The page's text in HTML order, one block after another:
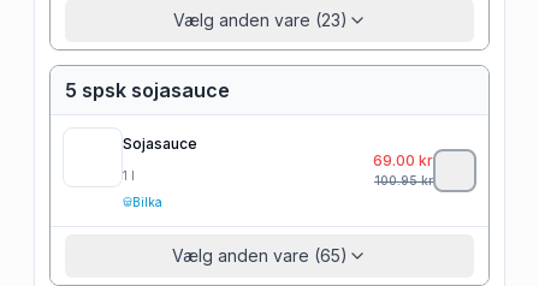
Vælg anden vare (23)
5 spsk sojasauce
Sojasauce
1 l
Bilka
69.00 kr
100.95kr
Vælg anden vare (65)